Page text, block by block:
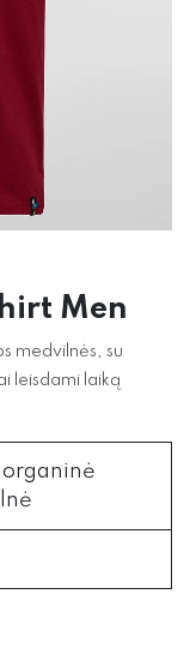
Men
medvilnės, su
leisdami laiką
organinė